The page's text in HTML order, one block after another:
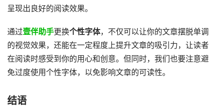
呈现出良好的阅读效果。
通过壹伴助手更换个性字体，不仅可以让你的文章摆脱单调
的视觉效果，还能在一定程度上提升文章的吸引力，让读者
在阅读时感受到你的用心和创意。但同时，我们也要注意避
免过度使用个性字体，以免影响文章的可读性。
结语